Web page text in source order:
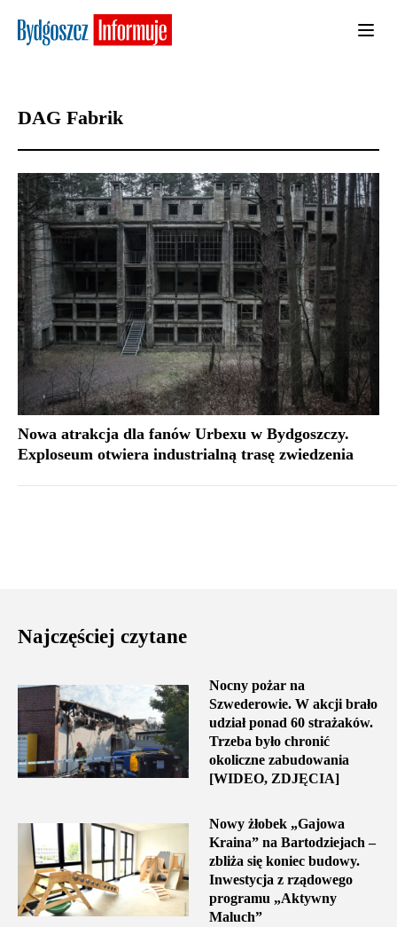
DAG Fabrik
Nowa atrakcja dla fanów Urbexu w Bydgoszczy.
Exploseum otwiera industrialną trasę zwiedzenia
Najczęściej czytane
Nocny pożar na
Szwederowie. W akcji brało
udział ponad 60 strażaków.
Trzeba było chronić
okoliczne zabudowania
[WIDEO, ZDJĘCIA]
Nowy żłobek „Gajowa
Kraina” na Bartodziejach –
zbliża się koniec budowy.
Inwestycja z rządowego
programu „Aktywny
Maluch”